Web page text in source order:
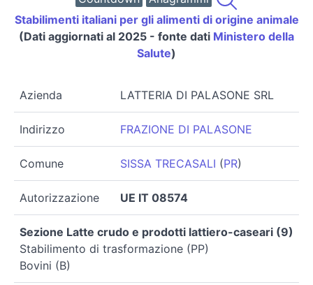
Stabilimenti italiani per gli alimenti di origine animale
(Dati aggiornati al 2025 - fonte dati Ministero della
Salute)
Azienda LATTERIA DI PALASONE SRL
Indirizzo FRAZIONE DI PALASONE
Comune SISSA TRECASALI (PR)
Autorizzazione UE IT 08574
Sezione Latte crudo e prodotti lattiero-caseari (9)
Stabilimento di trasformazione (PP)
Bovini (B)